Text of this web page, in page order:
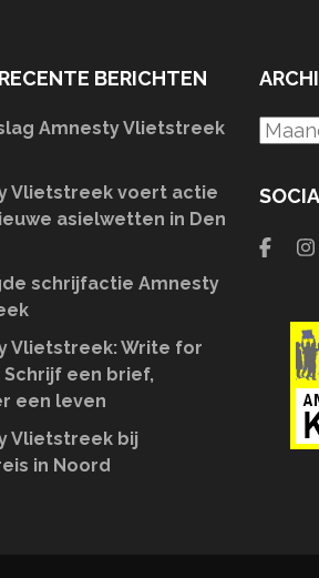
BERICHTEN
Amnesty Vlietstreek
Vlietstreek voert actie
asielwetten in Den
schrijfactie Amnesty
Vlietstreek: Write for
Schrijf een brief,
een leven
Vlietstreek bij
in Noord